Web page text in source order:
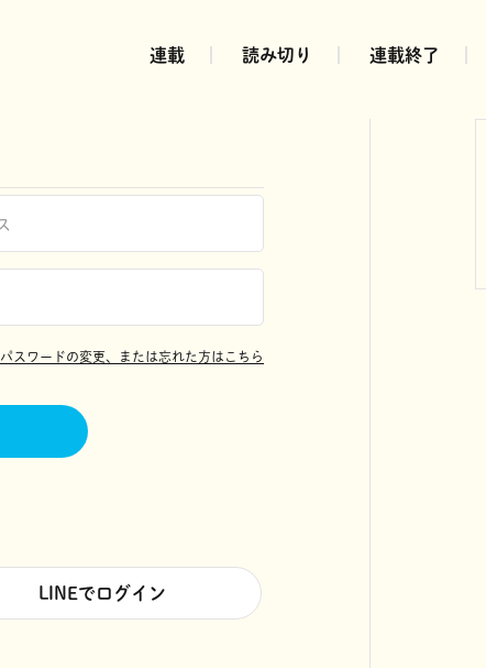
連載 読み切り 連載終了
パスワードの変更、または忘れた方はこちら
LINEでログイン